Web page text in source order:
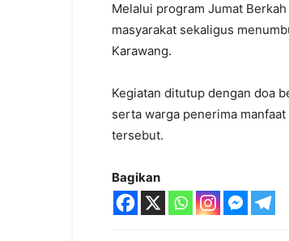
Melalui program Jumat
masyarakat sekaligus
Karawang.
Kegiatan ditutup dengan doa
serta warga penerima
tersebut.
Bagikan